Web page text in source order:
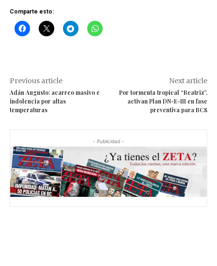
Comparte esto:
Previous article
Adán Augusto: acarreo masivo e
indolencia por altas
temperaturas
Next article
Por tormenta tropical “Beatriz”,
activan Plan DN-E-III en fase
preventiva para BCS
- Publicidad -